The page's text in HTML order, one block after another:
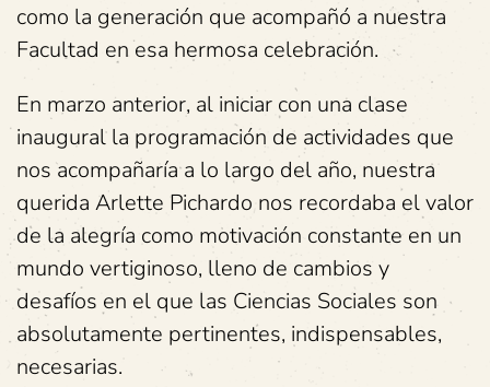
como la generación que acompañó a nuestra
Facultad en esa hermosa celebración.
En marzo anterior, al iniciar con una clase
inaugural la programación de actividades que
nos acompañaría a lo largo del año, nuestra
querida Arlette Pichardo nos recordaba el valor
de la alegría como motivación constante en un
mundo vertiginoso, lleno de cambios y
desafíos en el que las Ciencias Sociales son
absolutamente pertinentes, indispensables,
necesarias.